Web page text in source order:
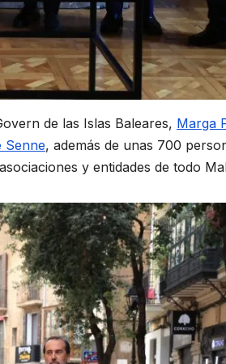
de las Islas Baleares, Marga
Senne, además de unas 700
y entidades de todo